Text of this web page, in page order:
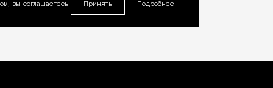
вы соглашаетесь
Принять Подробнее